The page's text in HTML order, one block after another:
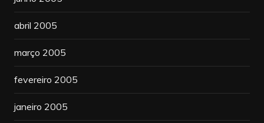
abril 2005
março 2005
fevereiro 2005
janeiro 2005